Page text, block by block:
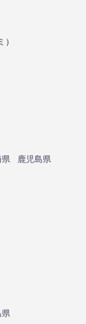
）
鹿児島県